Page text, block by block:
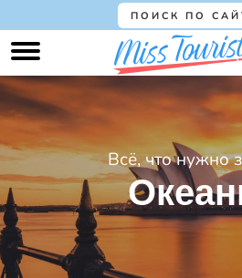
Всё, что нужно